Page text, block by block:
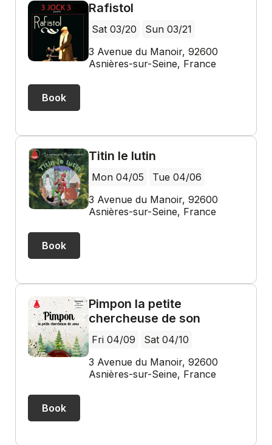
Rafistol
Sat 03/20
Sun 03/21
3 Avenue du Manoir, 92600
Asnières-sur-Seine, France
Book
Titin le lutin
Mon 04/05
Tue 04/06
3 Avenue du Manoir, 92600
Asnières-sur-Seine, France
Book
Pimpon la petite
chercheuse de son
Fri 04/09
Sat 04/10
3 Avenue du Manoir, 92600
Asnières-sur-Seine, France
Book